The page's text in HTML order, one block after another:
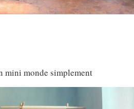
mini monde simplement